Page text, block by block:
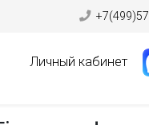
Личный кабинет